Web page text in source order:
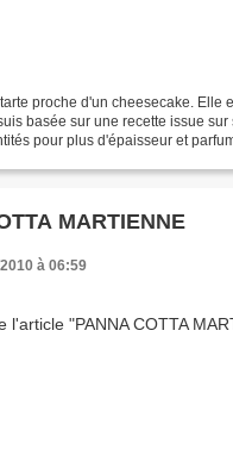
proche d'un cheesecake. Elle
basée sur une recette issue sur
pour plus d'épaisseur et
MARTIENNE
à 06:59